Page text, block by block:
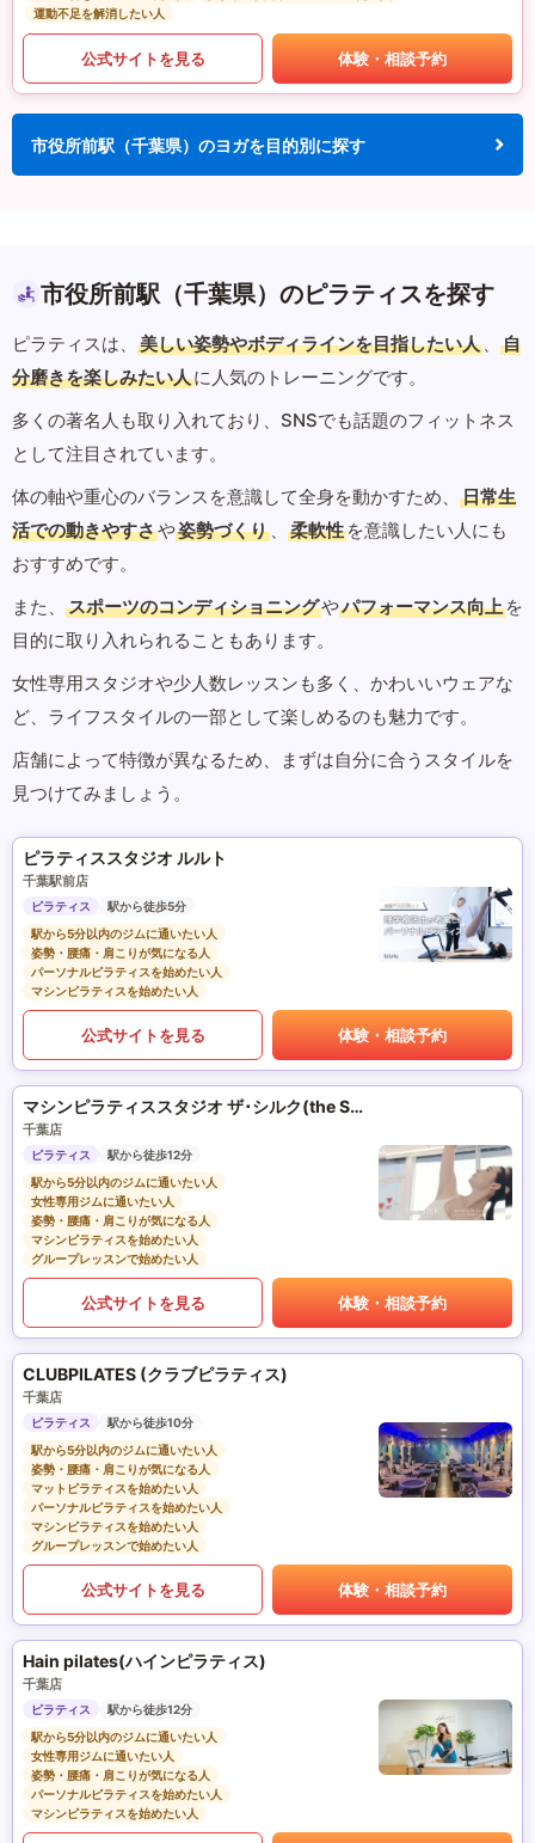
運動不足を解消したい人
公式サイトを見る 体験・相談予約
市役所前駅（千葉県）のヨガを目的別に探す
市役所前駅（千葉県）のピラティスを探す
ピラティスは、 美しい姿勢やボディラインを目指したい人 、
自
分磨きを楽しみたい人に人気のトレーニングです。
多くの著名人も取り入れており、SNSでも話題のフィットネス
として注目されています。
体の軸や重心のバランスを意識して全身を動かすため、
日常生
活での動きやすさや姿勢づくり 、 柔軟性 を意識したい人にも
おすすめです。
また、
スポーツのコンディショニングやパフォーマンス向上 を
目的に取り入れられることもあります。
女性専用スタジオや少人数レッスンも多く、かわいいウェアな
ど、ライフスタイルの一部として楽しめるのも魅力です。
店舗によって特徴が異なるため、まずは自分に合うスタイルを
見つけてみましょう。
ピラティススタジオ ルルト
千葉駅前店
ピラティス
駅から徒歩5分
駅から5分以内のジムに通いたい人
姿勢・腰痛・肩こりが気になる人
パーソナルピラティスを始めたい人
マシンピラティスを始めたい人
公式サイトを見る 体験・相談予約
マシンピラティススタジオ ザ･シルク(the SILK)
千葉店
ピラティス
駅から徒歩12分
駅から5分以内のジムに通いたい人
女性専用ジムに通いたい人
姿勢・腰痛・肩こりが気になる人
マシンピラティスを始めたい人
グループレッスンで始めたい人
公式サイトを見る 体験・相談予約
CLUBPILATES (クラブピラティス)
千葉店
ピラティス
駅から徒歩10分
駅から5分以内のジムに通いたい人
姿勢・腰痛・肩こりが気になる人
マットピラティスを始めたい人
パーソナルピラティスを始めたい人
マシンピラティスを始めたい人
グループレッスンで始めたい人
公式サイトを見る 体験・相談予約
Hain pilates(ハインピラティス)
千葉店
ピラティス
駅から徒歩12分
駅から5分以内のジムに通いたい人
女性専用ジムに通いたい人
姿勢・腰痛・肩こりが気になる人
パーソナルピラティスを始めたい人
マシンピラティスを始めたい人